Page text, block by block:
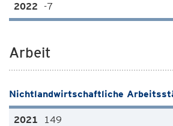
-7
Arbeit
Nichtlandwirtschaftliche
149